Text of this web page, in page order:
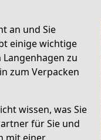
an und Sie
einige wichtige
zu
zum Verpacken
wissen, was Sie
für Sie und